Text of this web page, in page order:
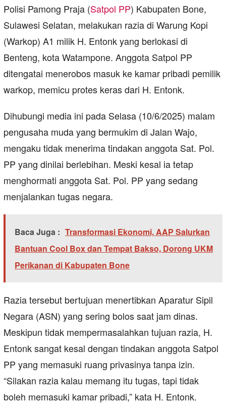
Polisi Pamong Praja (Satpol PP) Kabupaten Bone,
Sulawesi Selatan, melakukan razia di Warung Kopi
(Warkop) A1 milik H. Entonk yang berlokasi di
Benteng, kota Watampone. Anggota Satpol PP
ditengatai menerobos masuk ke kamar pribadi pemilik
warkop, memicu protes keras dari H. Entonk.
Dihubungi media ini pada Selasa (10/6/2025) malam
pengusaha muda yang bermukim di Jalan Wajo,
mengaku tidak menerima tindakan anggota Sat. Pol.
PP yang dinilai berlebihan. Meski kesal ia tetap
menghormati anggota Sat. Pol. PP yang sedang
menjalankan tugas negara.
Baca Juga : Transformasi Ekonomi, AAP Salurkan
Bantuan Cool Box dan Tempat Bakso, Dorong UKM
Perikanan di Kabupaten Bone
Razia tersebut bertujuan menertibkan Aparatur Sipil
Negara (ASN) yang sering bolos saat jam dinas.
Meskipun tidak mempermasalahkan tujuan razia, H.
Entonk sangat kesal dengan tindakan anggota Satpol
PP yang memasuki ruang privasinya tanpa izin.
“Silakan razia kalau memang itu tugas, tapi tidak
boleh memasuki kamar pribadi,” kata H. Entonk.